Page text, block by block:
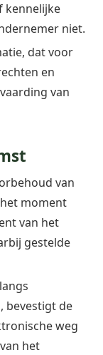
kennelijke
niet.
dat voor
en
van
van
moment
van het
gestelde
bevestigt de
weg
het